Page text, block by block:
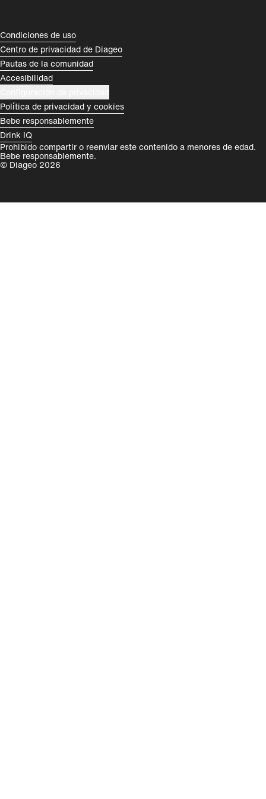
România
Rest of World
Compliance Footer
Condiciones de uso
Centro de privacidad de Diageo
Pautas de la comunidad
Accesibilidad
Política de privacidad y cookies
Bebe responsablemente
Drink IQ
Prohibido compartir o reenviar este contenido a menores de edad.
Bebe responsablemente.
© Diageo 2026